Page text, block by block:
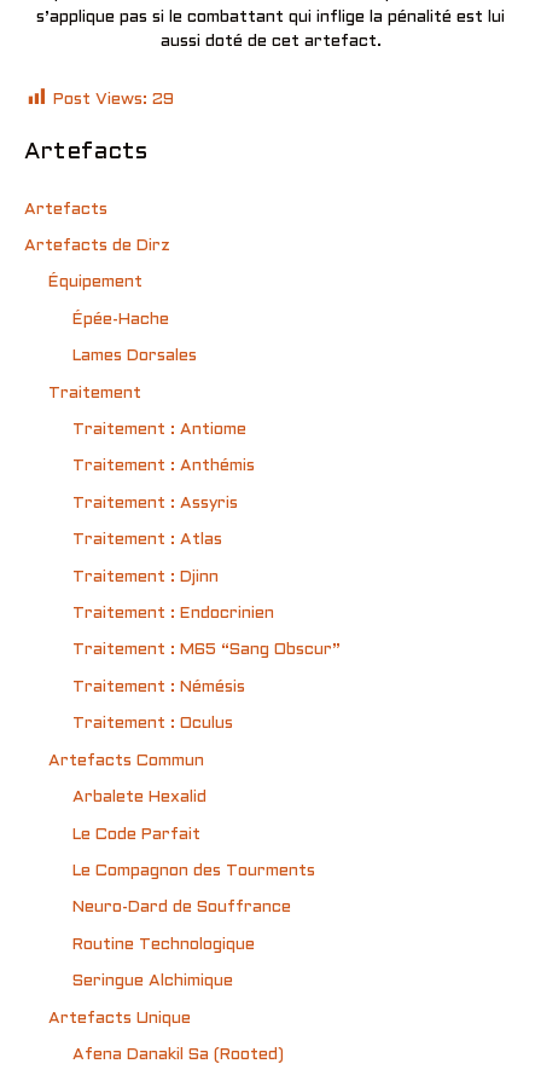
s’applique pas si le combattant qui inflige la pénalité est lui
aussi doté de cet artefact.
Post Views: 29
Artefacts
Artefacts
Artefacts de Dirz
Équipement
Épée-Hache
Lames Dorsales
Traitement
Traitement : Antiome
Traitement : Anthémis
Traitement : Assyris
Traitement : Atlas
Traitement : Djinn
Traitement : Endocrinien
Traitement : M65 “Sang Obscur”
Traitement : Némésis
Traitement : Oculus
Artefacts Commun
Arbalete Hexalid
Le Code Parfait
Le Compagnon des Tourments
Neuro-Dard de Souffrance
Routine Technologique
Seringue Alchimique
Artefacts Unique
Afena Danakil Sa (Rooted)